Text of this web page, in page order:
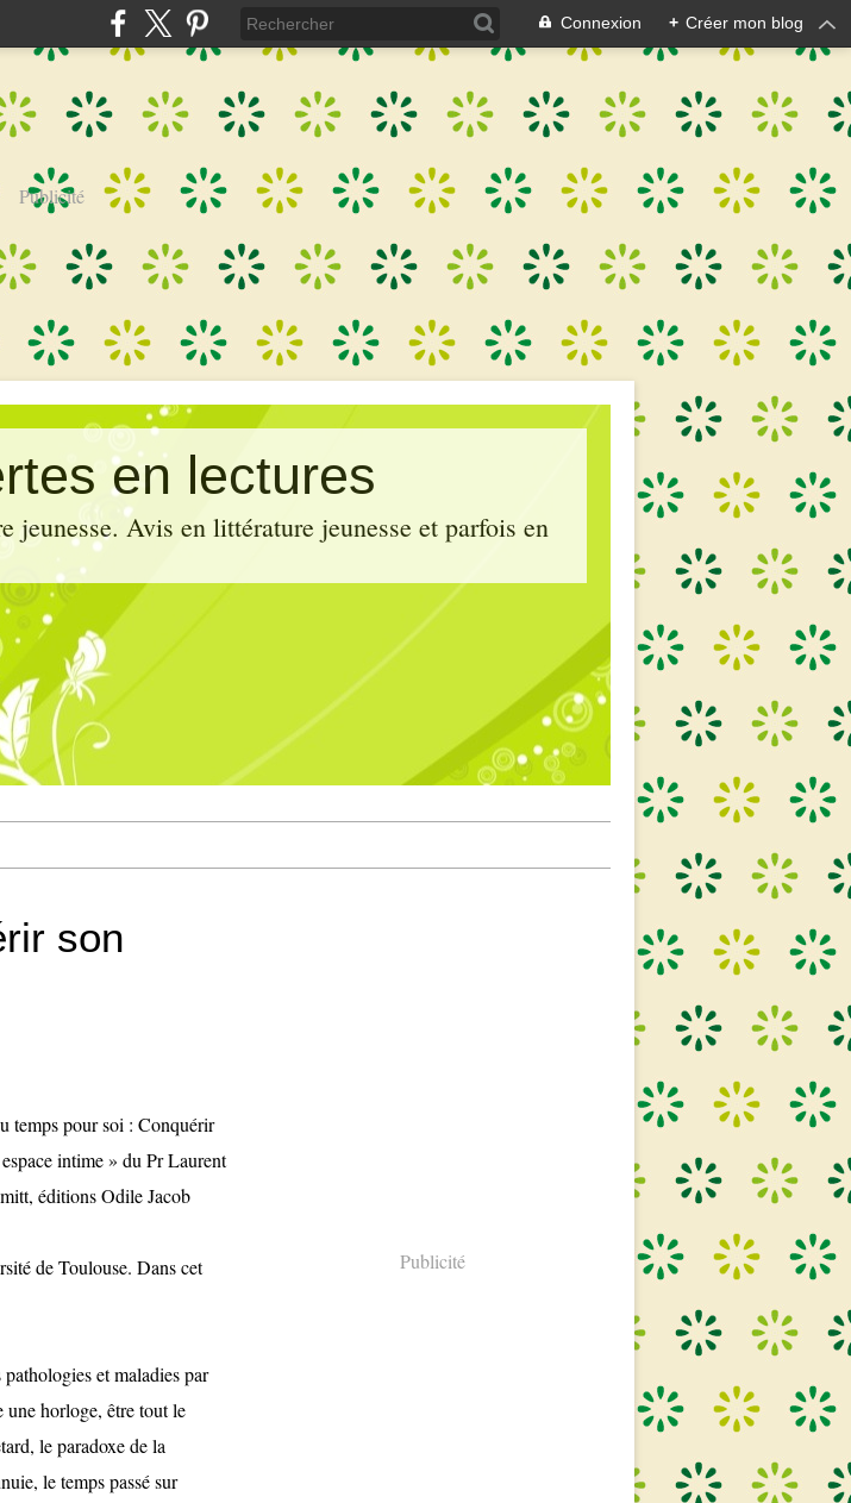
Connexion + Créer mon blog
Publicité
en lectures
jeunesse. Avis en littérature jeunesse et parfois en
son
temps pour soi : Conquérir
intime » du Pr Laurent
éditions Odile Jacob
de Toulouse. Dans cet
et maladies par
une horloge, être tout le
le paradoxe de la
le temps passé sur
Publicité